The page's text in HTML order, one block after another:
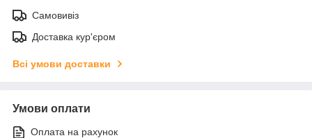
Самовивіз
Доставка кур'єром
Всі умови доставки
Умови оплати
Оплата на рахунок